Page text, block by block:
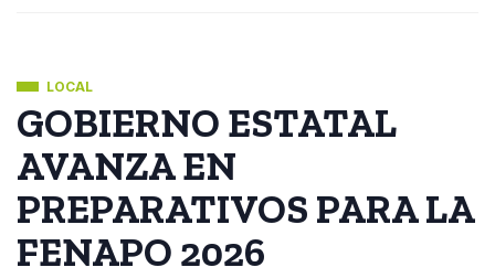
LOCAL
GOBIERNO ESTATAL
AVANZA EN
PREPARATIVOS PARA LA
FENAPO 2026